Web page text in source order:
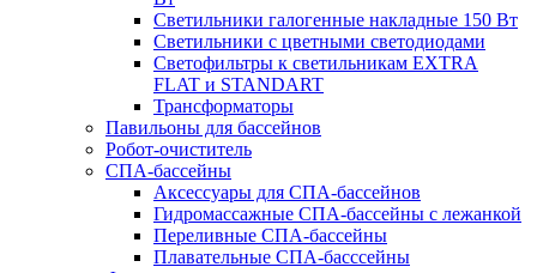
Светильники галогенные накладные 150 Вт
Светильники с цветными светодиодами
Светофильтры к светильникам EXTRA
FLAT и STANDART
Трансформаторы
Павильоны для бассейнов
Робот-очиститель
СПА-бассейны
Аксессуары для СПА-бассейнов
Гидромассажные СПА-бассейны с лежанкой
Переливные СПА-бассейны
Плавательные СПА-басссейны